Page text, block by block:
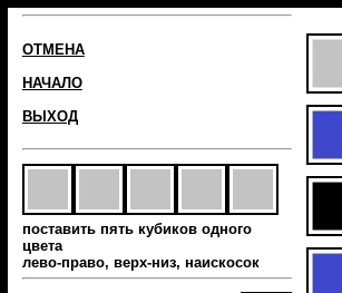
ОТМЕНА
НАЧАЛО
ВЫХОД
поставить пять кубиков одного
цвета
лево-право, верх-низ, наиcкосок